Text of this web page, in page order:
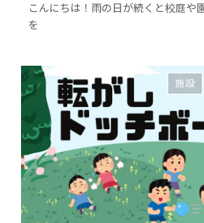
こんにちは！雨の日が続くと校庭や
を
施設